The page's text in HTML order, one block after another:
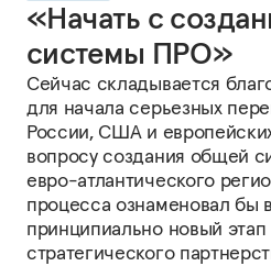
«Начать с
системы ПРО»
Сейчас складывается
для начала серьезных
России, США и
вопросу создания общей
евро-атлантического
процесса ознаменовал бы
принципиально новый этап
стратегического